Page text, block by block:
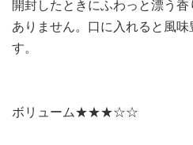
開封したときにふわっと漂う
ありません。口に入れると風
す。
ボリューム★★★☆☆